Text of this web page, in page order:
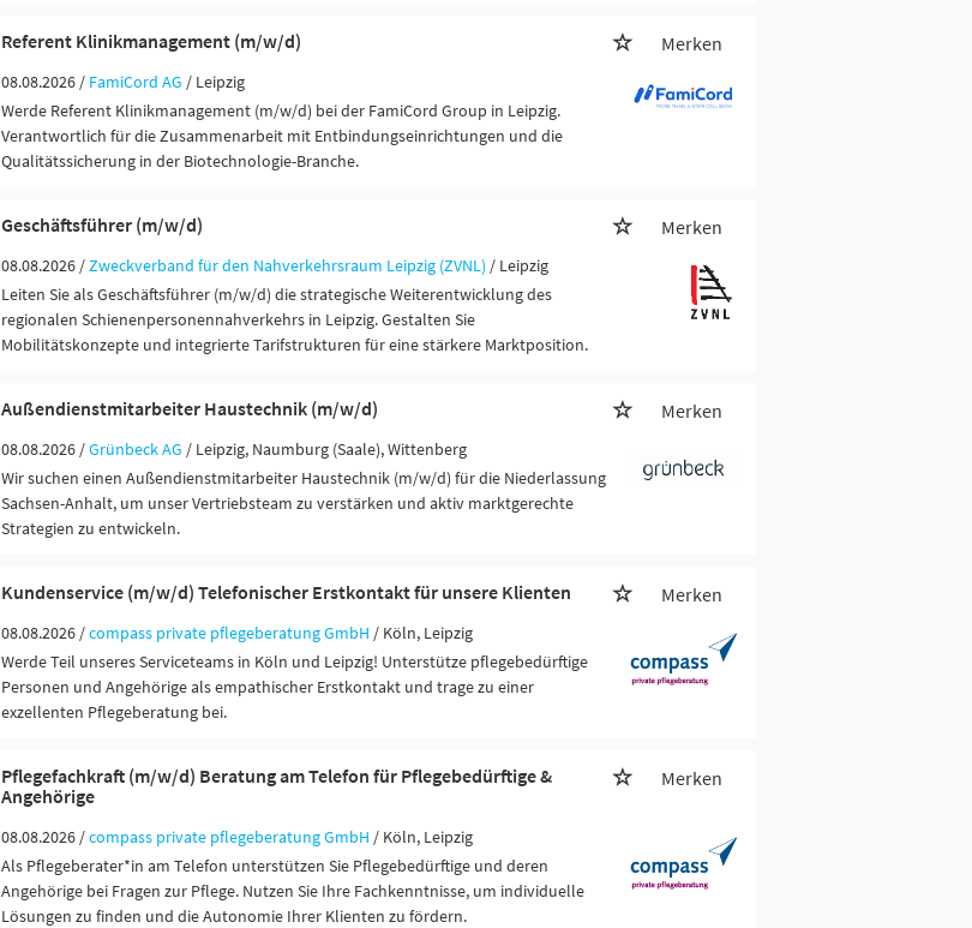
Referent Klinikmanagement (m/w/d) Merken
08.08.2026 / FamiCord AG / Leipzig
Werde Referent Klinikmanagement (m/w/d) bei der FamiCord Group in Leipzig.
Verantwortlich für die Zusammenarbeit mit Entbindungseinrichtungen und die
Qualitätssicherung in der Biotechnologie-Branche.
Geschäftsführer (m/w/d) Merken
08.08.2026 /Zweckverband für den Nahverkehrsraum Leipzig (ZVNL) / Leipzig
Leiten Sie als Geschäftsführer (m/w/d) die strategische Weiterentwicklung des
regionalen Schienenpersonennahverkehrs in Leipzig. Gestalten Sie
Mobilitätskonzepte und integrierte Tarifstrukturen für eine stärkere Marktposition.
Außendienstmitarbeiter Haustechnik (m/w/d) Merken
08.08.2026 /Grünbeck AG / Leipzig, Naumburg (Saale), Wittenberg
Wir suchen einen Außendienstmitarbeiter Haustechnik (m/w/d) für die Niederlassung
Sachsen-Anhalt, um unser Vertriebsteam zu verstärken und aktiv marktgerechte
Strategien zu entwickeln.
Kundenservice (m/w/d) Telefonischer Erstkontakt für unsere Klienten Merken
08.08.2026 /compass private pflegeberatung GmbH / Köln, Leipzig
Werde Teil unseres Serviceteams in Köln und Leipzig! Unterstütze pflegebedürftige
Personen und Angehörige als empathischer Erstkontakt und trage zu einer
exzellenten Pflegeberatung bei.
Pflegefachkraft (m/w/d) Beratung am Telefon für Pflegebedürftige &
Angehörige
Merken
08.08.2026 /compass private pflegeberatung GmbH / Köln, Leipzig
Als Pflegeberater*in am Telefon unterstützen Sie Pflegebedürftige und deren
Angehörige bei Fragen zur Pflege. Nutzen Sie Ihre Fachkenntnisse, um individuelle
Lösungen zu finden und die Autonomie Ihrer Klienten zu fördern.